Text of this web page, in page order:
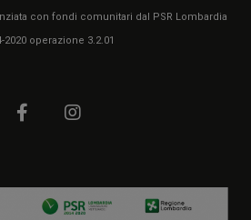
con fondi comunitari dal PSR Lombardia
2020 operazione 3.2.01